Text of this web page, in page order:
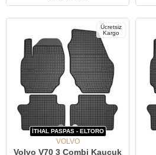
İTHAL PASPAS - ELTORO
Ücretsiz
Kargo
VOLVO
Volvo V70 3 Combi Kauçuk